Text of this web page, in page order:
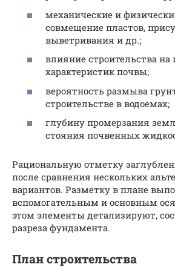
механические и
совмещение пластов,
выветривания и др.;
влияние строительства на
характеристик почвы;
вероятность размыва
строительстве в водоемах;
глубину промерзания
стояния почвенных
Рациональную отметку
после сравнения нескольких
вариантов. Разметку в плане
вспомогательным и основным
этом элементы детализируют,
разреза фундамента.
План строительства